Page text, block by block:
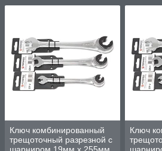
Ключ комбинированный
трещоточный разрезной с
Ключ